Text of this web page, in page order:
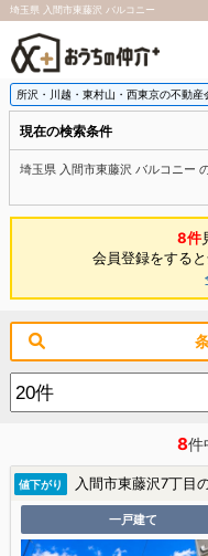
埼玉県 入間市東藤沢 バルコニー
所沢・川越・東村山・西東京の不動産
現在の検索条件
埼玉県 入間市東藤沢 バルコニー
8件
会員登録をする
8件
値下がり 入間市東藤沢7丁目
一戸建て